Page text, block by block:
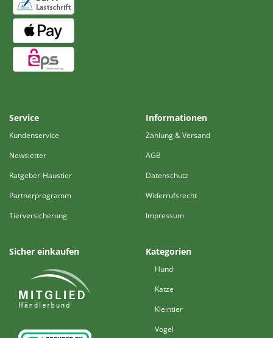
Service
Kundenservice
Newsletter
Ratgeber-Haustier
Partnerprogramm
Tierversicherung
Informationen
Zahlung & Versand
AGB
Datenschutz
Widerrufsrecht
Impressum
Sicher einkaufen Kategorien
Hund
Katze
Kleintier
Vogel